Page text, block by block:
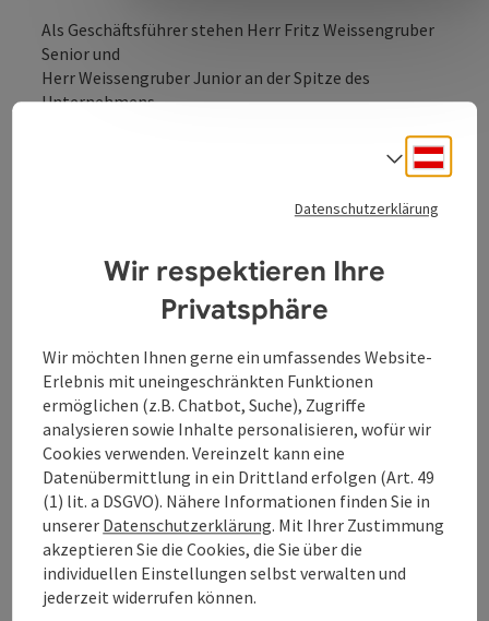
Als Geschäftsführer stehen Herr Fritz Weissengruber
Senior und
Herr Weissengruber Junior an der Spitze des
Unternehmens.
• Konfektion
• Eigene Manipulation
Kontakt
Öffnungszeiten
Anreise/Lage
Datenschutzerklärung
Wir respektieren Ihre
Privatsphäre
Wir möchten Ihnen gerne ein umfassendes Website-
Erlebnis mit uneingeschränkten Funktionen
ermöglichen (z.B. Chatbot, Suche), Zugriffe
analysieren sowie Inhalte personalisieren, wofür wir
Cookies verwenden. Vereinzelt kann eine
Datenübermittlung in ein Drittland erfolgen (Art. 49
(1) lit. a DSGVO). Nähere Informationen finden Sie in
unserer Datenschutzerklärung. Mit Ihrer Zustimmung
akzeptieren Sie die Cookies, die Sie über die
individuellen Einstellungen selbst verwalten und
jederzeit widerrufen können.